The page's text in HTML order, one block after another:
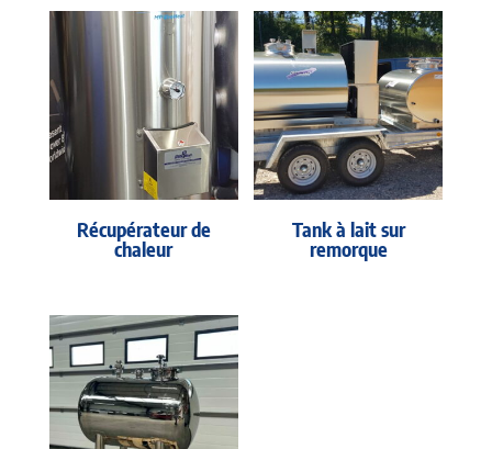
Récupérateur de
chaleur
Tank à lait sur
remorque